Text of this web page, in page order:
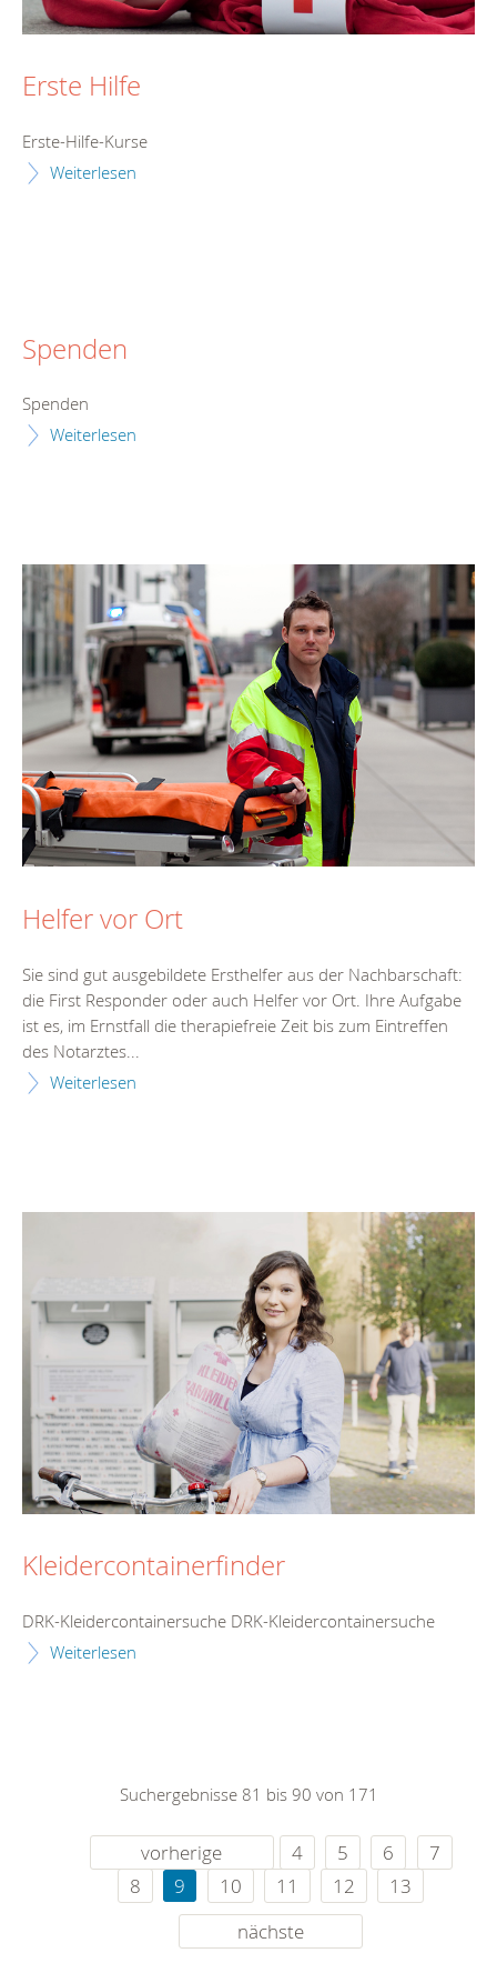
Erste Hilfe
Erste-Hilfe-Kurse
Weiterlesen
Spenden
Spenden
Weiterlesen
Helfer vor Ort
Sie sind gut ausgebildete Ersthelfer aus der Nachbarschaft:
die First Responder oder auch Helfer vor Ort. Ihre Aufgabe
ist es, im Ernstfall die therapiefreie Zeit bis zum Eintreffen
des Notarztes...
Weiterlesen
Kleidercontainerfinder
DRK-Kleidercontainersuche DRK-Kleidercontainersuche
Weiterlesen
Suchergebnisse 81 bis 90 von 171
vorherige 4 5 6
7
8
9 10 11 12
13
nächste